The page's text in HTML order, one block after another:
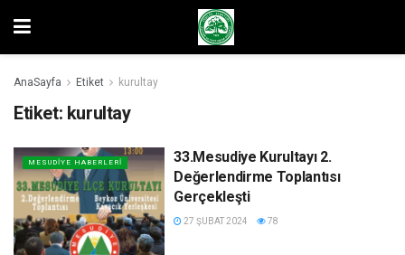
AnaSayfa Etiket kurultay
Etiket: kurultay
MESUDIYE HABERLERI
33.Mesudiye Kurultayı 2.
Değerlendirme Toplantısı
Gerçekleşti
27 ŞUBAT 2024 78